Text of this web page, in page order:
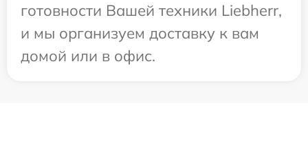
готовности Вашей техники Liebherr,
и мы организуем доставку к вам
домой или в офис.